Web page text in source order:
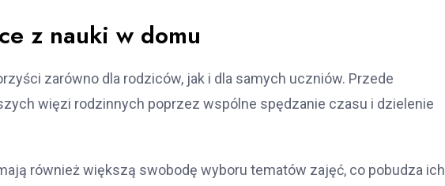
z nauki w domu
zarówno dla rodziców, jak i dla samych uczniów. Przede
więzi rodzinnych poprzez wspólne spędzanie czasu i dzielenie
również większą swobodę wyboru tematów zajęć, co pobudza ich